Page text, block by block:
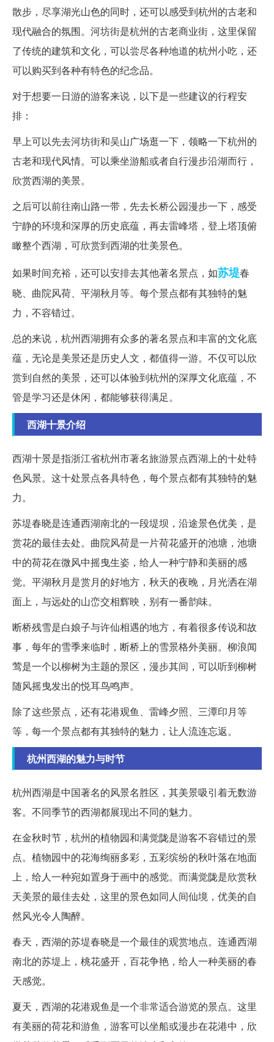
散步，尽享湖光山色的同时，还可以感受到杭州的古老和
现代融合的氛围。河坊街是杭州的古老商业街，这里保留
了传统的建筑和文化，可以尝尽各种地道的杭州小吃，还
可以购买到各种有特色的纪念品。
对于想要一日游的游客来说，以下是一些建议的行程安
排：
早上可以先去河坊街和吴山广场逛一下，领略一下杭州的
古老和现代风情。可以乘坐游船或者自行漫步沿湖而行，
欣赏西湖的美景。
之后可以前往南山路一带，先去长桥公园漫步一下，感受
宁静的环境和深厚的历史底蕴，再去雷峰塔，登上塔顶俯
瞰整个西湖，可欣赏到西湖的壮美景色。
如果时间充裕，还可以安排去其他著名景点，如苏堤春
晓、曲院风荷、平湖秋月等。每个景点都有其独特的魅
力，不容错过。
总的来说，杭州西湖拥有众多的著名景点和丰富的文化底
蕴，无论是美景还是历史人文，都值得一游。不仅可以欣
赏到自然的美景，还可以体验到杭州的深厚文化底蕴，不
管是学习还是休闲，都能够获得满足。
西湖十景介绍
西湖十景是指浙江省杭州市著名旅游景点西湖上的十处特
色风景。这十处景点各具特色，每个景点都有其独特的魅
力。
苏堤春晓是连通西湖南北的一段堤坝，沿途景色优美，是
赏花的最佳去处。曲院风荷是一片荷花盛开的池塘，池塘
中的荷花在微风中摇曳生姿，给人一种宁静和美丽的感
觉。平湖秋月是赏月的好地方，秋天的夜晚，月光洒在湖
面上，与远处的山峦交相辉映，别有一番韵味。
断桥残雪是白娘子与许仙相遇的地方，有着很多传说和故
事，每年的雪季来临时，断桥上的雪景格外美丽。柳浪闻
莺是一个以柳树为主题的景区，漫步其间，可以听到柳树
随风摇曳发出的悦耳鸟鸣声。
除了这些景点，还有花港观鱼、雷峰夕照、三潭印月等
等，每一个景点都有其独特的魅力，让人流连忘返。
杭州西湖的魅力与时节
杭州西湖是中国著名的风景名胜区，其美景吸引着无数游
客。不同季节的西湖都展现出不同的魅力。
在金秋时节，杭州的植物园和满觉陇是游客不容错过的景
点。植物园中的花海绚丽多彩，五彩缤纷的秋叶落在地面
上，给人一种宛如置身于画中的感觉。而满觉陇是欣赏秋
天美景的最佳去处，这里的景色如同人间仙境，优美的自
然风光令人陶醉。
春天，西湖的苏堤春晓是一个最佳的观赏地点。连通西湖
南北的苏堤上，桃花盛开，百花争艳，给人一种美丽的春
天感觉。
夏天，西湖的花港观鱼是一个非常适合游览的景点。这里
有美丽的荷花和游鱼，游客可以坐船或漫步在花港中，欣